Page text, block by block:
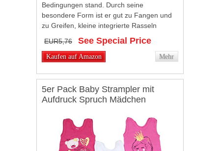
Bedingungen stand. Durch seine
besondere Form ist er gut zu Fangen und
zu Greifen, kleine integrierte Rasseln
machen ihn für Babies noch interessanter.
Babies...
EUR5,76 See Special Price
Kaufen auf Amazon Mehr
5er Pack Baby Strampler mit
Aufdruck Spruch Mädchen
Babystrampler mit Fuß 100%
Baumwolle , Farbe: Mädchen,
Größe: 74